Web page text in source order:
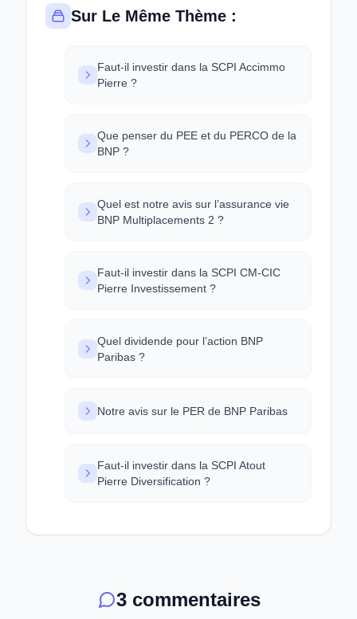
Sur Le Même Thème :
Faut-il investir dans la SCPI Accimmo
Pierre ?
Que penser du PEE et du PERCO de la
BNP ?
Quel est notre avis sur l’assurance vie
BNP Multiplacements 2 ?
Faut-il investir dans la SCPI CM-CIC
Pierre Investissement ?
Quel dividende pour l’action BNP
Paribas ?
Notre avis sur le PER de BNP Paribas
Faut-il investir dans la SCPI Atout
Pierre Diversification ?
3 commentaires